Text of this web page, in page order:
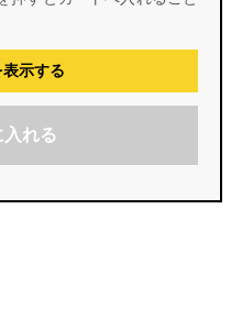
示する
入れる